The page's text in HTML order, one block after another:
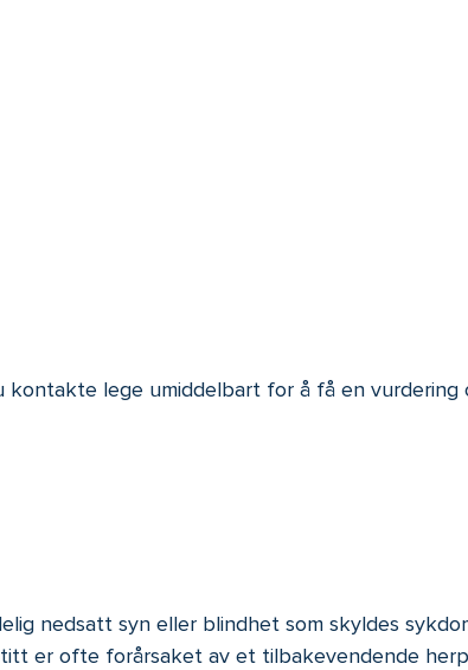
lege umiddelbart for å få en vurdering
nedsatt syn eller blindhet som skyldes
er ofte forårsaket av et tilbakevendende